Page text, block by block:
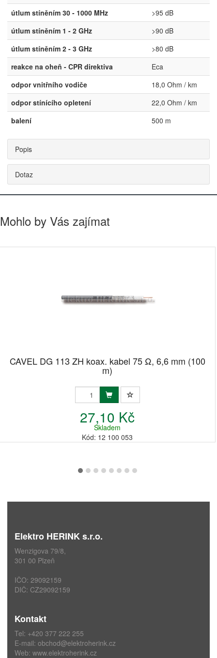
útlum stíněním 30 - 1000 MHz
>95 dB
útlum stíněním 1 - 2 GHz
>90 dB
útlum stíněním 2 - 3 GHz
>80 dB
reakce na oheň - CPR direktiva
Eca
odpor vnitřního vodiče
18,0 Ohm / km
odpor stínícího opletení
22,0 Ohm / km
balení
500 m
Popis
Dotaz
Mohlo by Vás zajímat
CAVEL DG 113 ZH koax. kabel 75 Ω, 6,6 mm (100
m)
27,10 Kč
Skladem
Kód: 12 100 053
Elektro HERINK s.r.o.
Wenzigova 79/8,
301 00 Plzeň
IČO: 29092159
DIČ: CZ29092159
Kontakt
Tel: +420 377 222 255
E-mail: obchod@elektroherink.cz
Web: www.elektroherink.cz